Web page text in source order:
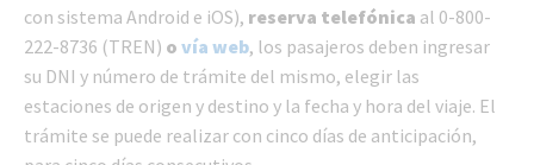
con sistema Android e iOS), reserva telefónica al 0-800-
222-8736 (TREN) o vía web, los pasajeros deben ingresar
su DNI y número de trámite del mismo, elegir las
estaciones de origen y destino y la fecha y hora del viaje. El
trámite se puede realizar con cinco días de anticipación,